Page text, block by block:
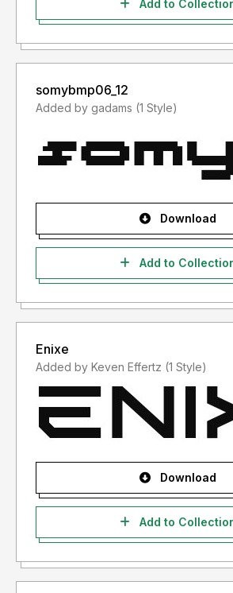
Terima kasih
Add to
somybmp06_12
Added by gadams (1 Style)
Download
Add to
Enixe
Added by Keven Effertz (1 Style)
Download
Add to